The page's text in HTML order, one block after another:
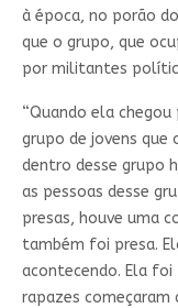
à época, no porão
que o grupo, que
por militantes
“Quando ela
grupo de jovens que
dentro desse grupo
as pessoas desse
presas, houve uma
também foi presa.
acontecendo. Ela foi
rapazes começaram